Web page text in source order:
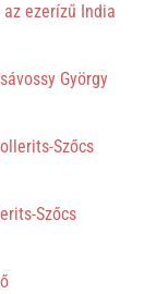
az ezerízű India
György
Szőcs
Szőcs